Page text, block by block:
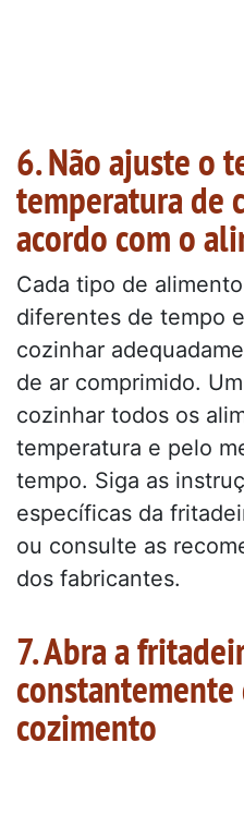
6. Não ajuste o
temperatura de
acordo com o
Cada tipo de
diferentes de tempo
cozinhar
de ar comprimido.
cozinhar todos os
temperatura e pelo
tempo. Siga as
específicas da
ou consulte as
dos fabricantes.
7. Abra a
cozimento